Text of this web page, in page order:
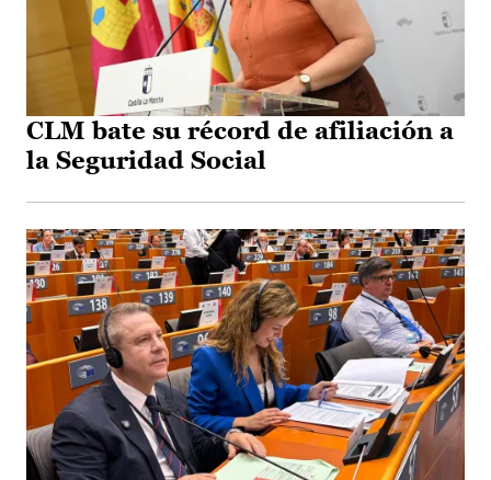
CLM bate su récord de afiliación a
la Seguridad Social